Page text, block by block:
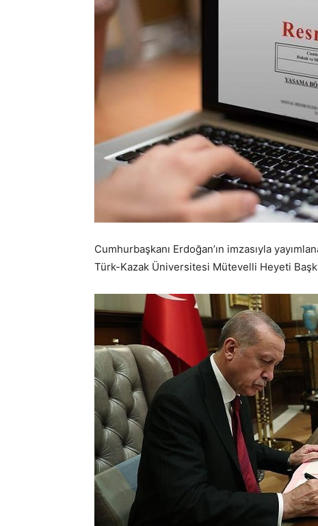
Cumhurbaşkanı Erdoğan’ın imzasıyla
Türk-Kazak Üniversitesi Mütevelli Heyeti